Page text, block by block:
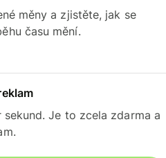
měny a zjistěte, jak se
času mění.
Je to zcela zdarma a